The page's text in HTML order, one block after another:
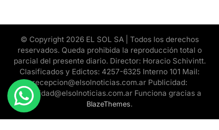
© Copyright 2026 EL SOL SA | Todos los derechos
reservados. Queda prohibida la reproducción total o
parcial del presente diario. Director: Horacio Schivintt.
Clasificados y Edictos: 4257-6325 Interno 101 Mail:
recepcion@elsolnoticias.com.ar Publicidad:
publicidad@elsolnoticias.com.ar Funciona gracias a
BlazeThemes.